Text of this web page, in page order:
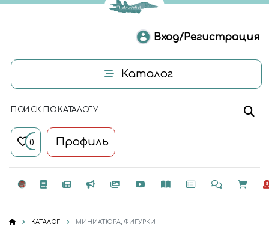
Вход/Регистрация
Каталог
ПОИСК ПО КАТАЛОГУ
0 Профиль
КАТАЛОГ МИНИАТЮРА, ФИГУРКИ